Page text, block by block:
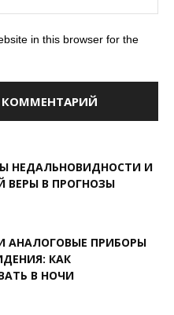
in this browser for the
НЕДАЛЬНОВИДНОСТИ И
ВЕРЫ В ПРОГНОЗЫ
АНАЛОГОВЫЕ ПРИБОРЫ
КАК
В НОЧИ